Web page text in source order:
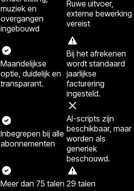
muziek en
overgangen
ingebouwd
Ruwe uitvoer,
externe bewerking
vereist
Maandelijkse
optie, duidelijk en
transparant.
Bij het afrekenen
wordt standaard
jaarlijkse
facturering
ingesteld.
Inbegrepen bij alle
abonnementen
AI-scripts zijn
beschikbaar, maar
worden als
generiek
beschouwd.
Meer dan 75 talen 29 talen